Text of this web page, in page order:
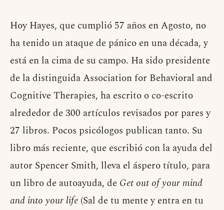
Hoy Hayes, que cumplió 57 años en Agosto, no
ha tenido un ataque de pánico en una década, y
está en la cima de su campo. Ha sido presidente
de la distinguida Association for Behavioral and
Cognitive Therapies, ha escrito o co-escrito
alrededor de 300 artículos revisados por pares y
27 libros. Pocos psicólogos publican tanto. Su
libro más reciente, que escribió con la ayuda del
autor Spencer Smith, lleva el áspero título, para
un libro de autoayuda, de Get out of your mind
and into your life (Sal de tu mente y entra en tu